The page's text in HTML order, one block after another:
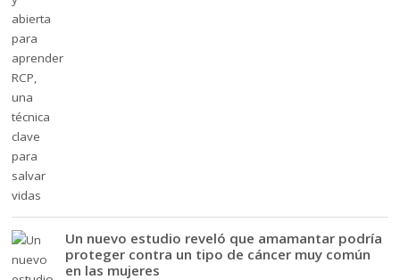
Un nuevo estudio reveló que amamantar podría
proteger contra un tipo de cáncer muy común
en las mujeres